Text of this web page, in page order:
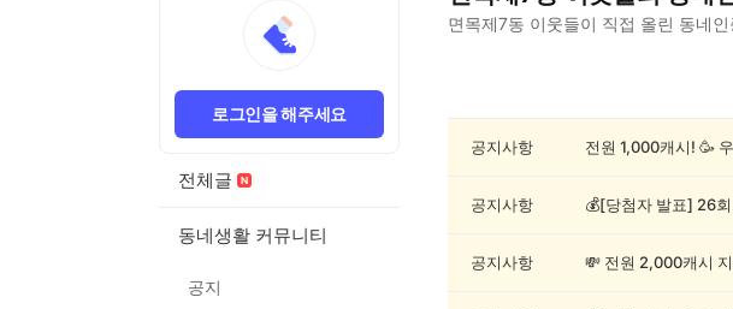
로그인을 해주세요
전체글
동네생활 커뮤니티
공지
면목제7동 이웃들이 직접 올린 동네
제
공지사항
공지사항
공지사항